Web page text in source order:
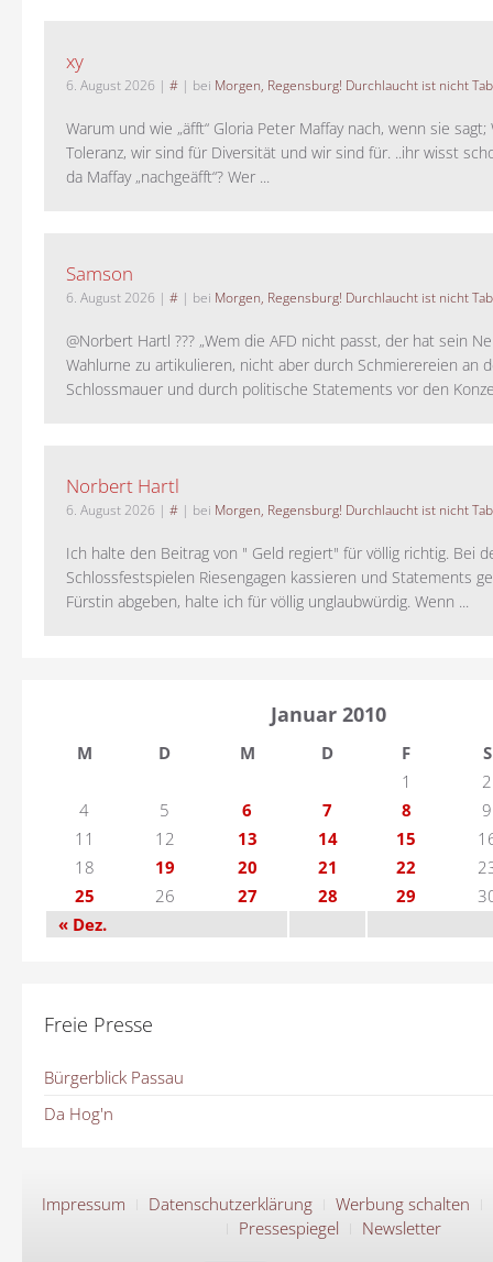
xy
6. August 2026 | # | bei Morgen, Regensburg! Durchlaucht ist nicht
Warum und wie „äfft“ Gloria Peter Maffay nach, wenn sie
Toleranz, wir sind für Diversität und wir sind für. ..ihr wisst
da Maffay „nachgeäfft“? Wer ...
Samson
6. August 2026 | # | bei Morgen, Regensburg! Durchlaucht ist nicht
@Norbert Hartl ??? „Wem die AFD nicht passt, der hat sein
Wahlurne zu artikulieren, nicht aber durch Schmierereien an
Schlossmauer und durch politische Statements vor den
Norbert Hartl
6. August 2026 | # | bei Morgen, Regensburg! Durchlaucht ist nicht
Ich halte den Beitrag von " Geld regiert" für völlig richtig. Bei
Schlossfestspielen Riesengagen kassieren und Statements
Fürstin abgeben, halte ich für völlig unglaubwürdig. Wenn ...
Januar 2010
M D M D F
S
1
2
4
5 6 7 8
9
11
12 13 14 15
18
19 20 21 22
25
26 27 28 29
« Dez.
Freie Presse
Bürgerblick Passau
Da Hog'n
Impressum Datenschutzerklärung
Werbung schalten
Pressespiegel
Newsletter